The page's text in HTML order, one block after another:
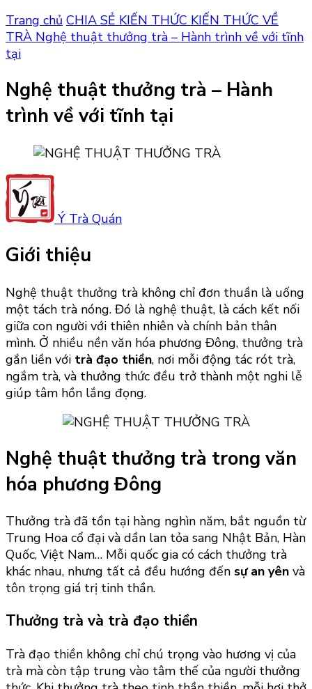
Trang chủ CHIA SẺ KIẾN THỨC KIẾN THỨC VỀ
TRÀ Nghệ thuật thưởng trà – Hành trình về với tĩnh
tại
Nghệ thuật thưởng trà – Hành
trình về với tĩnh tại
Ý Trà Quán
Giới thiệu
Nghệ thuật thưởng trà không chỉ đơn thuần là uống
một tách trà nóng. Đó là nghệ thuật, là cách kết nối
giữa con người với thiên nhiên và chính bản thân
mình. Ở nhiều nền văn hóa phương Đông, thưởng trà
gắn liền với trà đạo thiền, nơi mỗi động tác rót trà,
ngắm trà, và thưởng thức đều trở thành một nghi lễ
giúp tâm hồn lắng đọng.
Nghệ thuật thưởng trà trong văn
hóa phương Đông
Thưởng trà đã tồn tại hàng nghìn năm, bắt nguồn từ
Trung Hoa cổ đại và dần lan tỏa sang Nhật Bản, Hàn
Quốc, Việt Nam… Mỗi quốc gia có cách thưởng trà
khác nhau, nhưng tất cả đều hướng đến sự an yên và
tôn trọng giá trị tinh thần.
Thưởng trà và trà đạo thiền
Trà đạo thiền không chỉ chú trọng vào hương vị của
trà mà còn tập trung vào tâm thế của người thưởng